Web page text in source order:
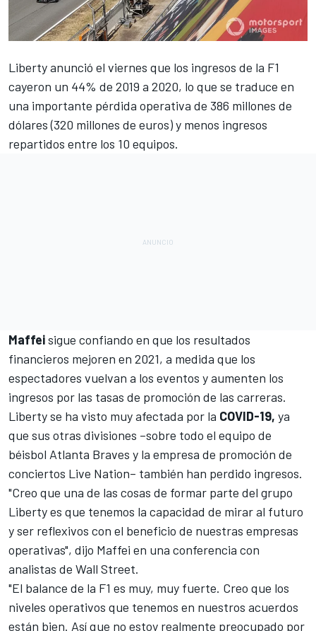
Liberty anunció el viernes que los ingresos de la F1
cayeron un 44% de 2019 a 2020, lo que se traduce en
una importante pérdida operativa de 386 millones de
dólares (320 millones de euros) y menos ingresos
repartidos entre los 10 equipos.
Maffeisigue confiando en que los resultados
financieros mejoren en 2021, a medida que los
espectadores vuelvan a los eventos y aumenten los
ingresos por las tasas de promoción de las carreras.
Liberty se ha visto muy afectada por la COVID-19, ya
que sus otras divisiones –sobre todo el equipo de
béisbol Atlanta Braves y la empresa de promoción de
conciertos Live Nation– también han perdido ingresos.
"Creo que una de las cosas de formar parte del grupo
Liberty es que tenemos la capacidad de mirar al futuro
y ser reflexivos con el beneficio de nuestras empresas
operativas", dijo Maffei en una conferencia con
analistas de Wall Street.
"El balance de la F1 es muy, muy fuerte. Creo que los
niveles operativos que tenemos en nuestros acuerdos
están bien. Así que no estoy realmente preocupado por